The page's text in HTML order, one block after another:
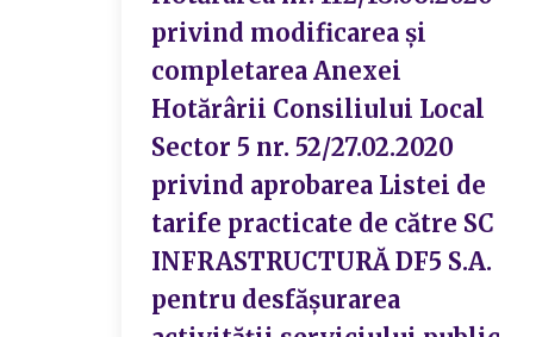
privind modificarea și
completarea Anexei
Hotărârii Consiliului Local
Sector 5 nr. 52/27.02.2020
privind aprobarea Listei de
tarife practicate de către SC
INFRASTRUCTURĂ DF5 S.A.
pentru desfășurarea